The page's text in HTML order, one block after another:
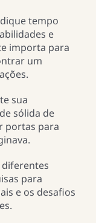
tempo
e
importa para
um
sua
sólida de
portas para
diferentes
para
e os desafios